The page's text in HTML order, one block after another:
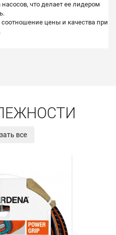
что делает ее лидером
соотношение цены и качества при
все